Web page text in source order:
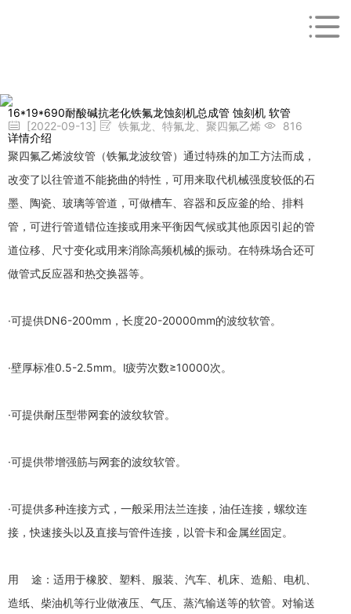
16*19*690耐酸碱抗老化铁氟龙蚀刻机总成管 蚀刻机 软管
[2022-09-13]
铁氟龙、特氟龙、聚四氟乙烯
816
详情介绍
聚四氟乙烯波纹管（铁氟龙波纹管）通过特殊的加工方法而成，
改变了以往管道不能挠曲的特性，可用来取代机械强度较低的石
墨、陶瓷、玻璃等管道，可做槽车、容器和反应釜的给、排料
管，可进行管道错位连接或用来平衡因气候或其他原因引起的管
道位移、尺寸变化或用来消除高频机械的振动。在特殊场合还可
做管式反应器和热交换器等。
·可提供DN6-200mm，长度20-20000mm的波纹软管。
·壁厚标准0.5-2.5mm。l疲劳次数≥10000次。
·可提供耐压型带网套的波纹软管。
·可提供带增强筋与网套的波纹软管。
·可提供多种连接方式，一般采用法兰连接，油任连接，螺纹连
接，快速接头以及直接与管件连接，以管卡和金属丝固定。
用 途：适用于橡胶、塑料、服装、汽车、机床、造船、电机、
造纸、柴油机等行业做液压、气压、蒸汽输送等的软管。对输送